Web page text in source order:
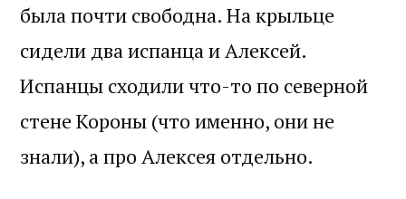
была почти свободна. На крыльце
сидели два испанца и Алексей.
Испанцы сходили что-то по северной
стене Короны (что именно, они не
знали), а про Алексея отдельно.